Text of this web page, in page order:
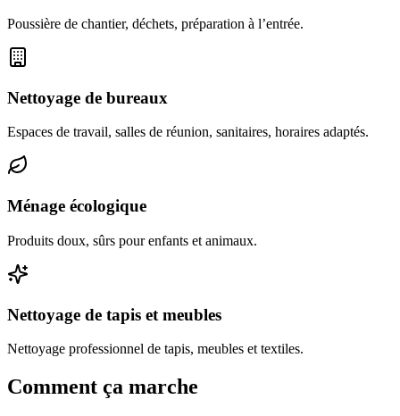
Poussière de chantier, déchets, préparation à l’entrée.
Nettoyage de bureaux
Espaces de travail, salles de réunion, sanitaires, horaires adaptés.
Ménage écologique
Produits doux, sûrs pour enfants et animaux.
Nettoyage de tapis et meubles
Nettoyage professionnel de tapis, meubles et textiles.
Comment ça marche